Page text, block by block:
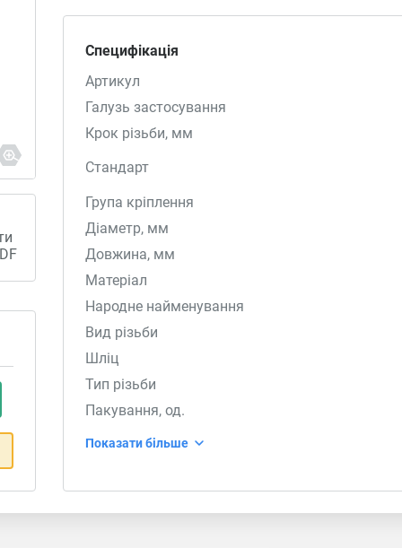
Специфікація
Артикул
Галузь застосування
Крок різьби, мм
Стандарт
Група кріплення
Діаметр, мм
Довжина, мм
Матеріал
Народне найменування
Вид різьби
Шліц
Тип різьби
Пакування, од.
Показати більше